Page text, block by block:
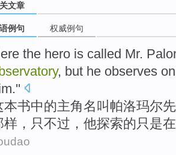
文章
例句 权威例句
the hero is called Mr.
, but he observes
.''
本书中的主角名叫 帕洛玛尔
样，只不过， 他探索的 只是